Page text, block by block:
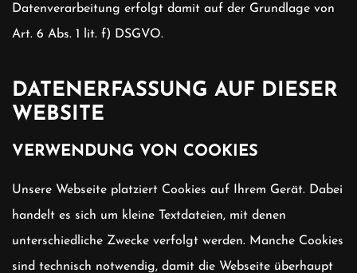
Datenverarbeitung erfolgt damit auf der Grundlage von
Art. 6 Abs. 1 lit. f) DSGVO.
DATENERFASSUNG AUF DIESER
WEBSITE
VERWENDUNG VON COOKIES
Unsere Webseite platziert Cookies auf Ihrem Gerät. Dabei
handelt es sich um kleine Textdateien, mit denen
unterschiedliche Zwecke verfolgt werden. Manche Cookies
sind technisch notwendig, damit die Webseite überhaupt